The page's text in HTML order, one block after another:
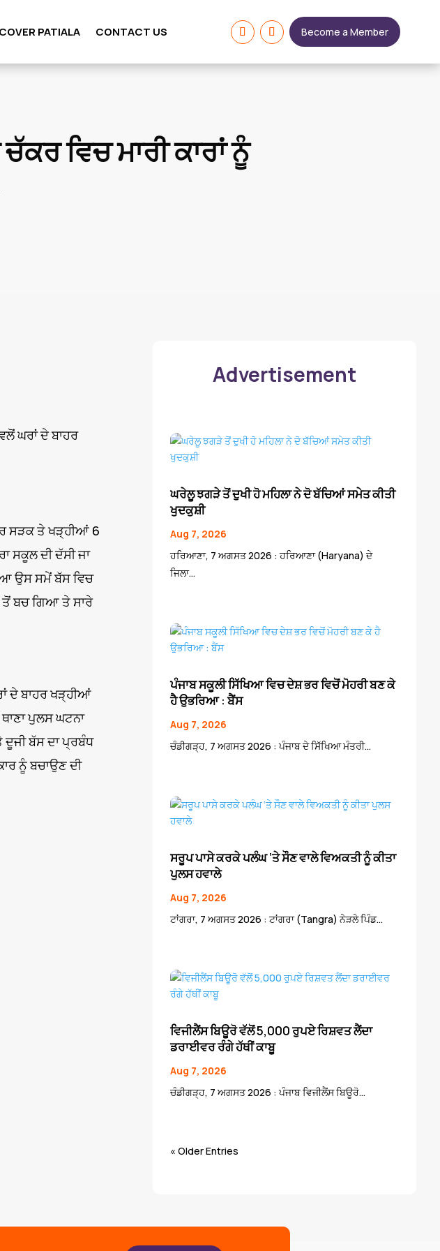
PATIALA CONTACT US Become a Member
ਵਿਚ ਮਾਰੀ ਕਾਰਾਂ ਨੂੰ
ਘਰਾਂ ਦੇ ਬਾਹਰ
ਸੜਕ ਤੇ ਖੜ੍ਹੀਆਂ 6
ਸਕੂਲ ਦੀ ਦੱਸੀ ਜਾ
ਉਸ ਸਮੇਂ ਬੱਸ ਵਿਚ
ਤੋਂ ਬਚ ਗਿਆ ਤੇ ਸਾਰੇ
ਦੇ ਬਾਹਰ ਖੜ੍ਹੀਆਂ
ਪੁਲਸ ਘਟਨਾ
ਬੱਸ ਦਾ ਪ੍ਰਬੰਧ
ਨੂੰ ਬਚਾਉਣ ਦੀ
Advertisement
ਘਰੇਲੂ ਝਗੜੇ ਤੋਂ ਦੁਖੀ ਹੋ ਮਹਿਲਾ ਨੇ ਦੋ ਬੱਚਿਆਂ ਸਮੇਤ ਕੀਤੀ
ਖੁਦਕੁਸ਼ੀ
Aug 7, 2026
ਹਰਿਆਣਾ, 7 ਅਗਸਤ 2026 : ਹਰਿਆਣਾ (Haryana) ਦੇ
ਜਿਲਾ...
ਪੰਜਾਬ ਸਕੂਲੀ ਸਿੱਖਿਆ ਵਿਚ ਦੇਸ਼ ਭਰ ਵਿਚੋਂ ਮੋਹਰੀ ਬਣ ਕੇ
ਹੈ ਉਭਰਿਆ : ਬੈਂਸ
Aug 7, 2026
ਚੰਡੀਗੜ੍ਹ, 7 ਅਗਸਤ 2026 : ਪੰਜਾਬ ਦੇ ਸਿੱਖਿਆ ਮੰਤਰੀ...
ਸਰੂਪ ਪਾਸੇ ਕਰਕੇ ਪਲੰਘ ‘ਤੇ ਸੌਣ ਵਾਲੇ ਵਿਅਕਤੀ ਨੂੰ ਕੀਤਾ
ਪੁਲਸ ਹਵਾਲੇ
Aug 7, 2026
ਟਾਂਗਰਾ, 7 ਅਗਸਤ 2026 : ਟਾਂਗਰਾ (Tangra) ਨੇੜਲੇ ਪਿੰਡ...
ਵਿਜੀਲੈਂਸ ਬਿਊਰੋ ਵੱਲੋਂ 5,000 ਰੁਪਏ ਰਿਸ਼ਵਤ ਲੈਂਦਾ
ਡਰਾਈਵਰ ਰੰਗੇ ਹੱਥੀਂ ਕਾਬੂ
Aug 7, 2026
ਚੰਡੀਗੜ੍ਹ, 7 ਅਗਸਤ 2026 : ਪੰਜਾਬ ਵਿਜੀਲੈਂਸ ਬਿਊਰੋ...
« Older Entries